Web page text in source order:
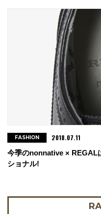
今季のnonnative × REGAL
ショナル!
FASHION 2018.07.11